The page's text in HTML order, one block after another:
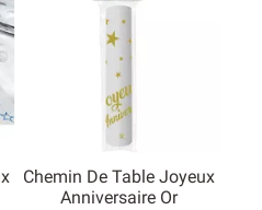
Chemin De Table Joyeux
Anniversaire Or